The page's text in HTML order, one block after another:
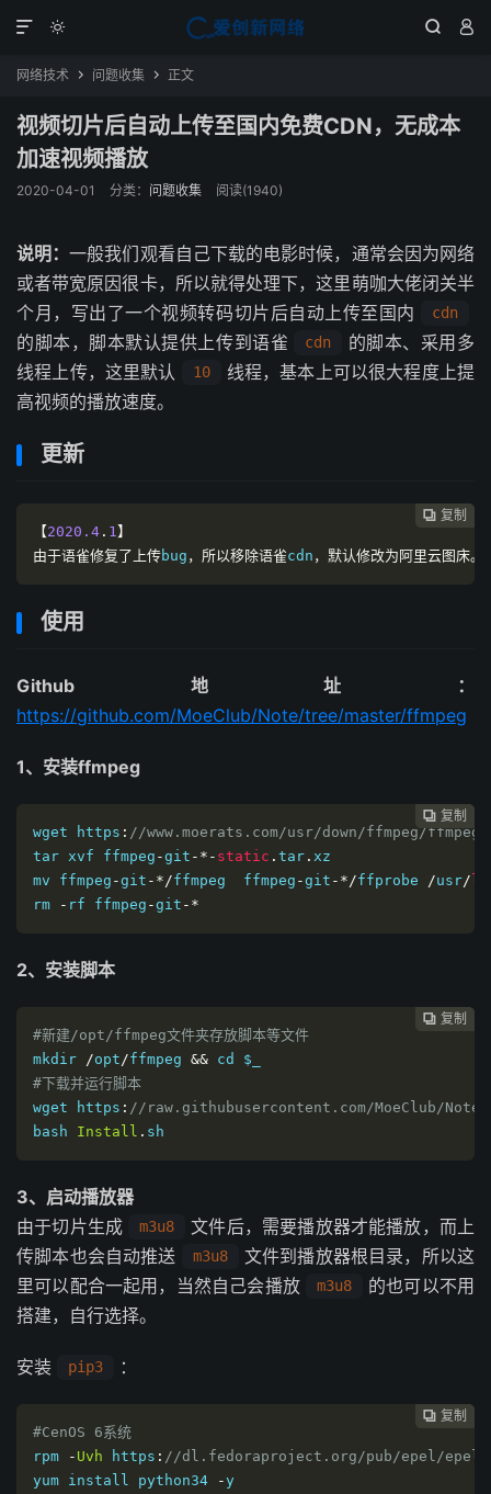
  

网络技术  问题收集  正文
视频切片后自动上传至国内免费CDN，无成本
加速视频播放
2020-04-01 分类： 问题收集 阅读(1940)
说明：一般我们观看自己下载的电影时候，通常会因为网络
或者带宽原因很卡，所以就得处理下，这里萌咖大佬闭关半
个月，写出了一个视频转码切片后自动上传至国内
cdn
的脚本，脚本默认提供上传到语雀 cdn
的脚本、采用多
线程上传，这里默认
10
线程，基本上可以很大程度上提
高视频的播放速度。
更新
 复制
 复制
 复制
 复制
 复制
 复制
 复制
 复制
 复制
 复制
 复制
 复制
【2020 .4 . 1】
由于语雀修复了上传bug ，所以移除语雀cdn ，默认修改为阿里云图床。
使用
Github地址：
https://github.com/MoeClub/Note/tree/master/ffmpeg
1、安装ffmpeg
 复制
 复制
 复制
 复制
 复制
 复制
 复制
 复制
 复制
 复制
 复制
wget https : //www.moerats.com/usr/down/ffmpeg/
tar xvf ffmpeg -git -*- static . tar . xz
mv ffmpeg -git -*/ffmpeg  ffmpeg -git -*/ffprobe /usr/
rm
- rf ffmpeg -git -*
2、安装脚本
 复制
 复制
 复制
 复制
 复制
 复制
 复制
 复制
 复制
 复制
#新建/opt/ffmpeg文件夹存放脚本等文件
mkdir /opt/ffmpeg && cd $_
#下载并运行脚本
wget https : //raw.githubusercontent.com/MoeClub/
bash Install . sh
3、启动播放器
由于切片生成
m3u8
文件后，需要播放器才能播放，而上
传脚本也会自动推送
m3u8
文件到播放器根目录，所以这
里可以配合一起用，当然自己会播放
m3u8
的也可以不用
搭建，自行选择。
安装 pip3 ：
 复制
 复制
 复制
 复制
 复制
 复制
 复制
 复制
 复制
#CenOS 6系统
rpm
- Uvh https : //dl.fedoraproject.org/pub/epel/epel-
yum install python34
-y